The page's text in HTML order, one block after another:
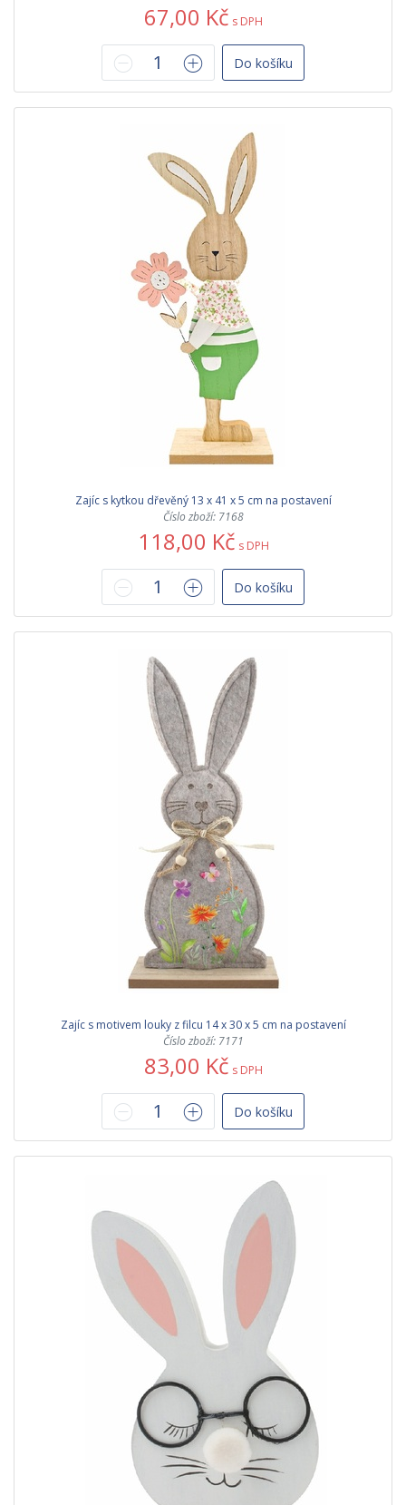
67,00 Kč s DPH
Do košíku
Zajíc s kytkou dřevěný 13 x 41 x 5 cm na postavení
Číslo zboží: 7168
118,00 Kč s DPH
Do košíku
Zajíc s motivem louky z filcu 14 x 30 x 5 cm na postavení
Číslo zboží: 7171
83,00 Kč s DPH
Do košíku